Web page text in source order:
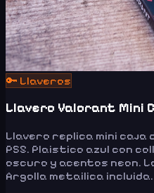
🔑 Llaveros
Llavero Valorant Mini
Llavero replica mini caja
PS5. Plaistico azul con
oscuro y acentos neon.
Argolla metailica incluida.